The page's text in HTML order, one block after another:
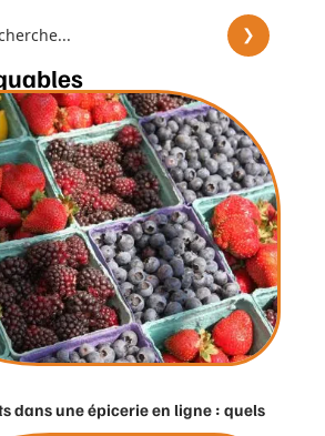
dans une épicerie en ligne : quels